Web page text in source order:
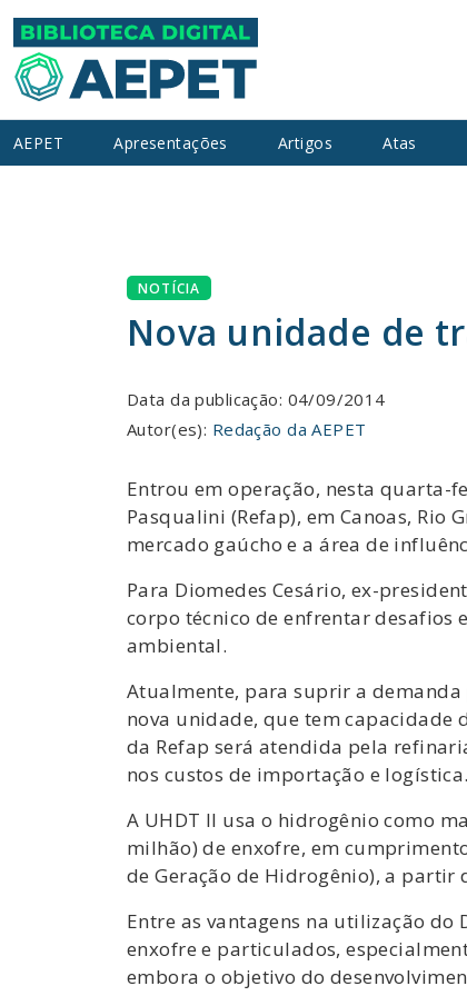
AEPET Apresentações Artigos Atas
NOTÍCIA
Nova unidade de
Data da publicação: 04/09/2014
Autor(es): Redação da AEPET
Entrou em operação, nesta quarta-
Pasqualini (Refap), em Canoas,
mercado gaúcho e a área de
Para Diomedes Cesário, ex-
corpo técnico de enfrentar desafios
ambiental.
Atualmente, para suprir a demanda
nova unidade, que tem capacidade
da Refap será atendida pela
nos custos de importação e logística.
A UHDT II usa o hidrogênio como
milhão) de enxofre, em
de Geração de Hidrogênio), a
Entre as vantagens na utilização
enxofre e particulados,
embora o objetivo do